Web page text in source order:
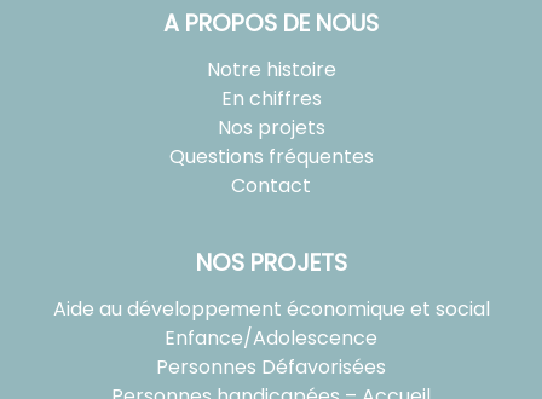
A PROPOS DE NOUS
Notre histoire
En chiffres
Nos projets
Questions fréquentes
Contact
NOS PROJETS
Aide au développement économique et social
Enfance/Adolescence
Personnes Défavorisées